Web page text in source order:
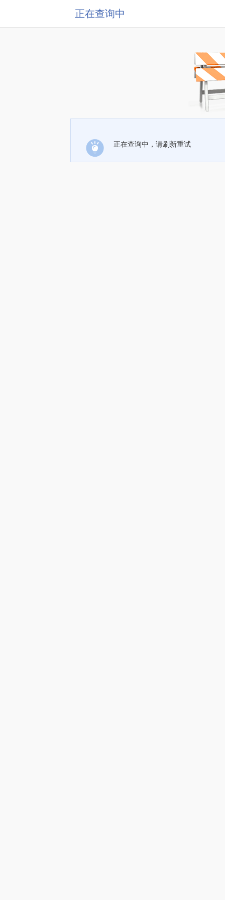
正在查询中
正在查询中，请刷新重试